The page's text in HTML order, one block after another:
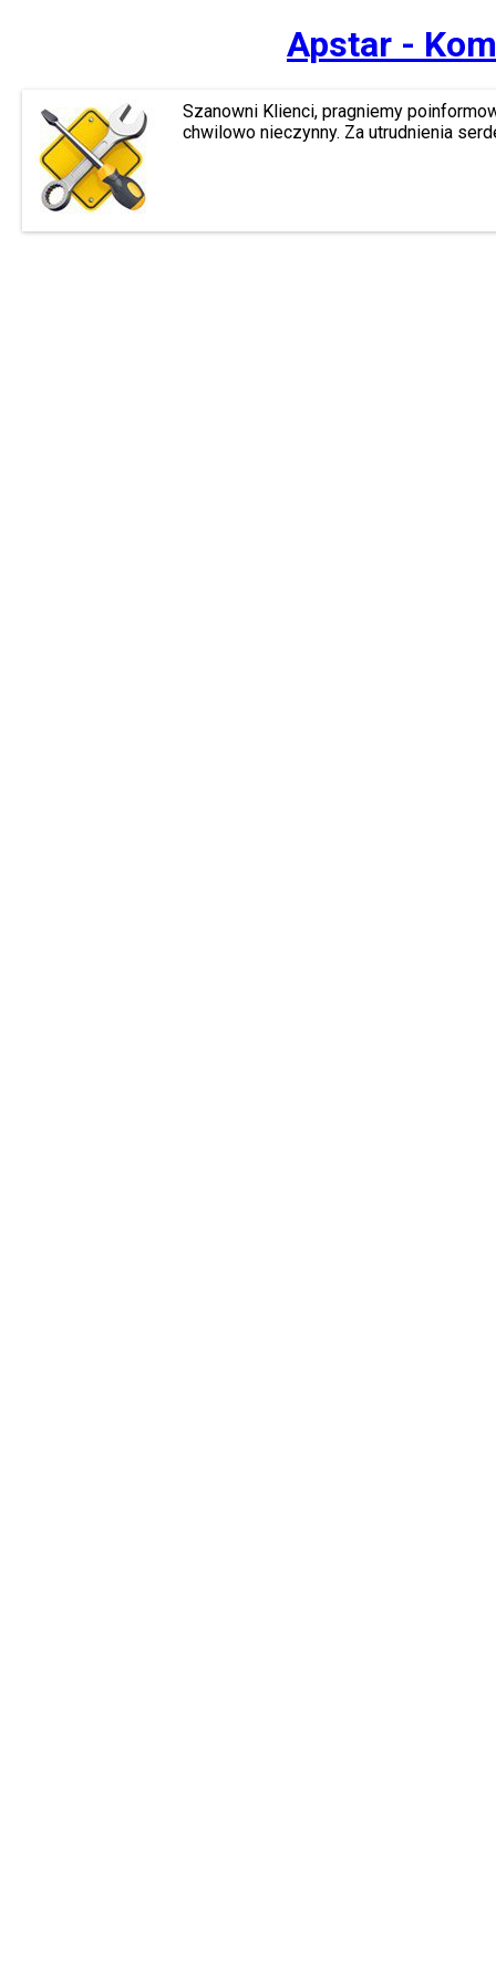
Apstar -
Szanowni Klienci, pragniemy
chwilowo nieczynny. Za utrudnienia